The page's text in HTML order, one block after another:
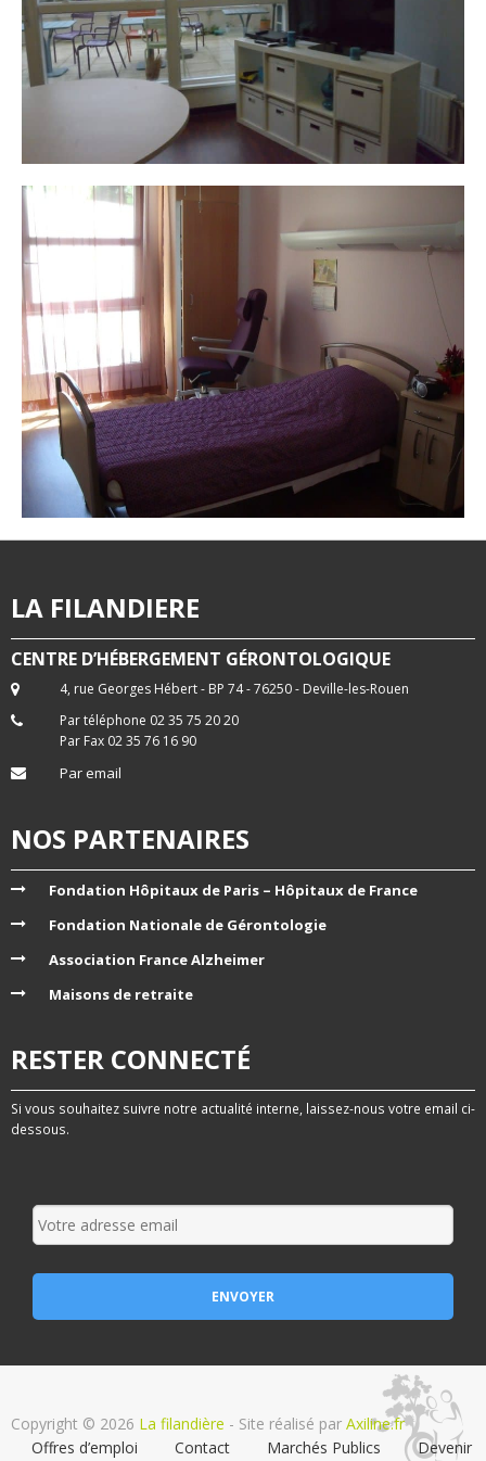
LA FILANDIERE
CENTRE D’HÉBERGEMENT GÉRONTOLOGIQUE
4, rue Georges Hébert - BP 74 - 76250 - Deville-les-Rouen
Par téléphone 02 35 75 20 20
Par Fax 02 35 76 16 90
Par email
NOS PARTENAIRES
Fondation Hôpitaux de Paris – Hôpitaux de France
Fondation Nationale de Gérontologie
Association France Alzheimer
Maisons de retraite
RESTER CONNECTÉ
Si vous souhaitez suivre notre actualité interne, laissez-nous votre email ci-
dessous.
Copyright © 2026 La filandière - Site réalisé par Axiline.fr
Offres d’emploi
Contact Marchés Publics Devenir